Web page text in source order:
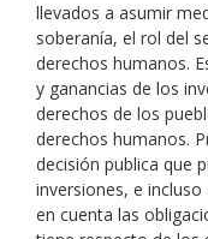
llevados a asumir
soberanía, el rol del
derechos humanos.
y ganancias de los
derechos de los
derechos humanos.
decisión publica que
inversiones, e
en cuenta las